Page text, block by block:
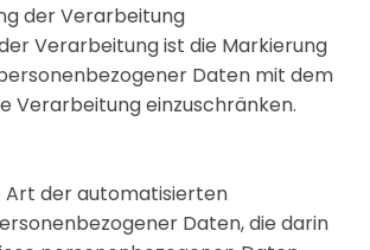
der Verarbeitung
Verarbeitung ist die Markierung
Daten mit dem
Verarbeitung einzuschränken.
Art der automatisierten
Daten, die darin